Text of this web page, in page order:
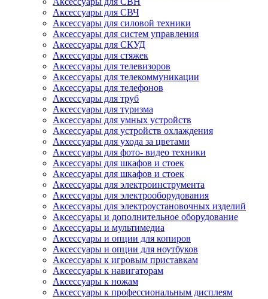
Аксессуары для СВЧ
Аксессуары для силовой техники
Аксессуары для систем управления
Аксессуары для СКУД
Аксессуары для стяжек
Аксессуары для телевизоров
Аксессуары для телекоммуникации
Аксессуары для телефонов
Аксессуары для труб
Аксессуары для туризма
Аксессуары для умных устройств
Аксессуары для устройств охлаждения
Аксессуары для ухода за цветами
Аксессуары для фото- видео техники
Аксессуары для шкафов и стоек
Аксессуары для шкафов и стоек
Аксессуары для электроинструмента
Аксессуары для электрооборудования
Аксессуары для электроустановочных изделий
Аксессуары и дополнительное оборудование
Аксессуары и мультимедиа
Аксессуары и опции для копиров
Аксессуары и опции для ноутбуков
Аксессуары к игровым приставкам
Аксессуары к навигаторам
Аксессуары к ножам
Аксессуары к профессиональным дисплеям